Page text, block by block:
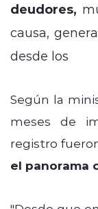
deudores,
causa,
desde los
Según la
meses de
registro
el panorama